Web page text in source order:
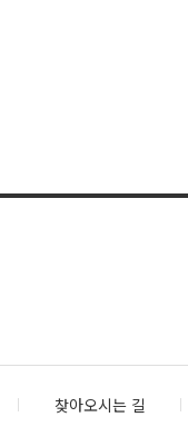
찾아오시는 길